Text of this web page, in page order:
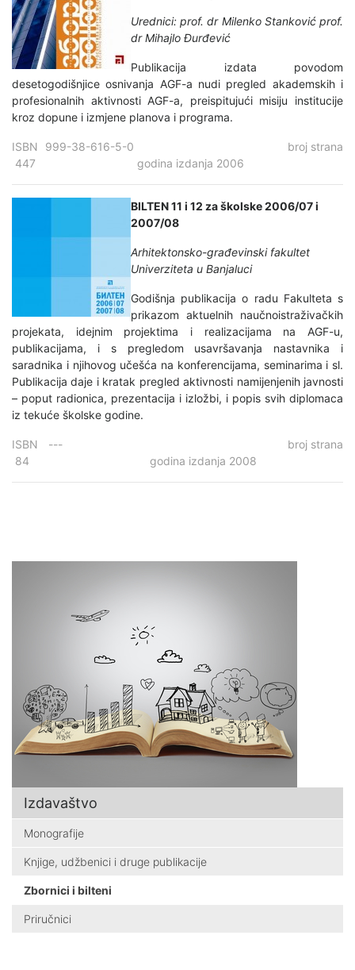
Izdavaštvo
Monografije
Knjige, udžbenici i druge publikacije
Zbornici i bilteni
Priručnici
Urednici:prof. dr Milenko Stankovićprof.
dr Mihajlo Đurđević
Publikacija izdata povodom
desetogodišnjice osnivanja AGF-a nudi pregled akademskih i
profesionalnih aktivnosti AGF-a, preispitujući misiju institucije
kroz dopune i izmjene planova i programa.
ISBN 999-38-616-5-0 broj strana
447 godina izdanja 2006
BILTEN 11 i 12 za školske 2006/07 i
2007/08
Arhitektonsko-građevinski fakultet
Univerziteta u Banjaluci
Godišnja publikacija o radu Fakulteta s
prikazom aktuelnih naučnoistraživačkih
projekata, idejnim projektima i realizacijama na AGF-u,
publikacijama, i s pregledom usavršavanja nastavnika i
saradnika i njihovog učešća na konferencijama, seminarima i sl.
Publikacija daje i kratak pregled aktivnosti namijenjenih javnosti
– poput radionica, prezentacija i izložbi, i popis svih diplomaca
iz tekuće školske godine.
ISBN --- broj strana
84 godina izdanja 2008